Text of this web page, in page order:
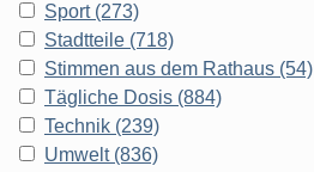
Sport (273)
Stadtteile (718)
Stimmen aus dem Rathaus (54)
Tägliche Dosis (884)
Technik (239)
Umwelt (836)